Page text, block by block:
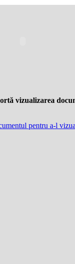
vizualizarea
pentru a-l